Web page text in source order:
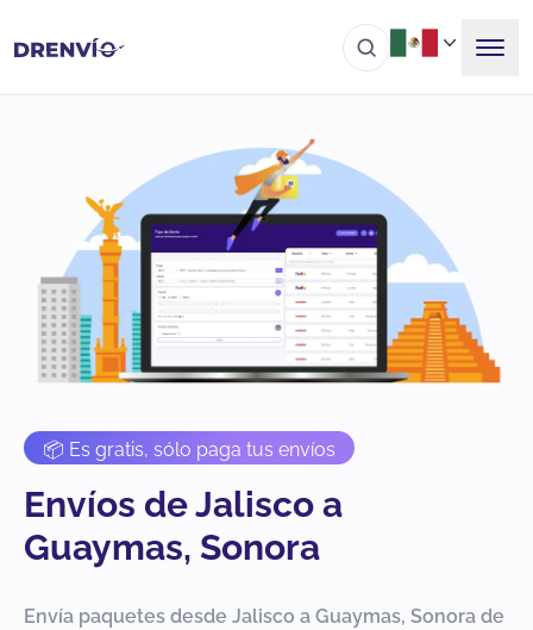
📦 Es gratis, sólo paga tus envíos
Envíos de Jalisco a
Guaymas, Sonora
Envía paquetes desde Jalisco a Guaymas, Sonora de